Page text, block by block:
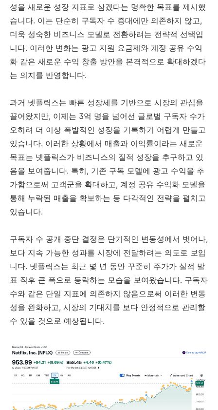
성을 새로운 성장 지표로 삼겠다는 명확한 목표를 제시했
습니다. 이는 단순히 구독자 수 증대에만 의존하지 않고,
더욱 성숙한 비즈니스 모델로 전환하려는 전략적 선택입
니다. 이러한 변화는 광고 지원 요금제와 계정 공유 수익
화 같은 새로운 수익 창출 방안을 본격적으로 확대하겠다
는 의지를 반영합니다.
과거 넷플릭스는 빠른 성장세를 기반으로 시장의 관심을
끌어왔지만, 이제는 3억 명을 넘어선 글로벌 구독자 수가
오히려 더 이상 폭발적인 성장을 기록하기 어렵게 만들고
있습니다. 이러한 상황에서 매출과 이익률이라는 새로운
목표는 넷플릭스가 비즈니스의 질적 성장을 추구하고 있
음을 보여줍니다. 특히, 기존 구독 모델에 광고 수익을 추
가함으로써 고객군을 확대하고, 계정 공유 수익화 모델을
통해 누락된 매출을 확보하는 등 다각적인 전략을 펼치고
있습니다.
구독자 수 공개 중단 결정은 단기적인 변동성에서 벗어나,
보다 지속 가능한 성과를 시장에 전달하려는 의도로 보입
니다. 넷플릭스는 최근 몇 년 동안 꾸준히 주가가 실적 발
표 직후 큰 폭으로 등락하는 모습을 보여왔습니다. 구독자
수와 같은 단일 지표에 의존하지 않음으로써 이러한 변동
성을 완화하고, 시장의 기대치를 보다 안정적으로 관리할
수 있을 것으로 예상됩니다.